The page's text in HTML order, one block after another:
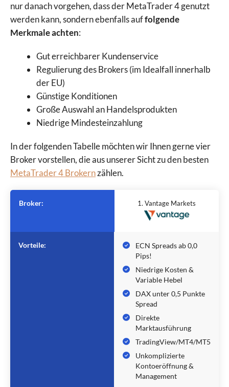
nur danach vorgehen, dass der MetaTrader 4 genutzt
werden kann, sondern ebenfalls auffolgende
Merkmale achten:
Gut erreichbarer Kundenservice
Regulierung des Brokers (im Idealfall innerhalb
der EU)
Günstige Konditionen
Große Auswahl an Handelsprodukten
Niedrige Mindesteinzahlung
In der folgenden Tabelle möchten wir Ihnen gerne vier
Broker vorstellen, die aus unserer Sicht zu den besten
MetaTrader 4 Brokernzählen.
Broker: 1. Vantage Markets
Vorteile:
ECN Spreads ab 0,0
Pips!
Niedrige Kosten &
Variable Hebel
DAX unter 0,5 Punkte
Spread
Direkte
Marktausführung
TradingView/MT4/MT5
Unkomplizierte
Kontoeröffnung &
Management